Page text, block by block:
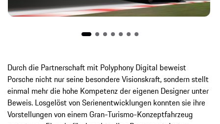
Durch die Partnerschaft mit Polyphony Digital beweist
Porsche nicht nur seine besondere Visionskraft, sondern stellt
einmal mehr die hohe Kompetenz der eigenen Designer unter
Beweis. Losgelöst von Serienentwicklungen konnten sie ihre
Vorstellungen von einem Gran-Turismo-Konzeptfahrzeug